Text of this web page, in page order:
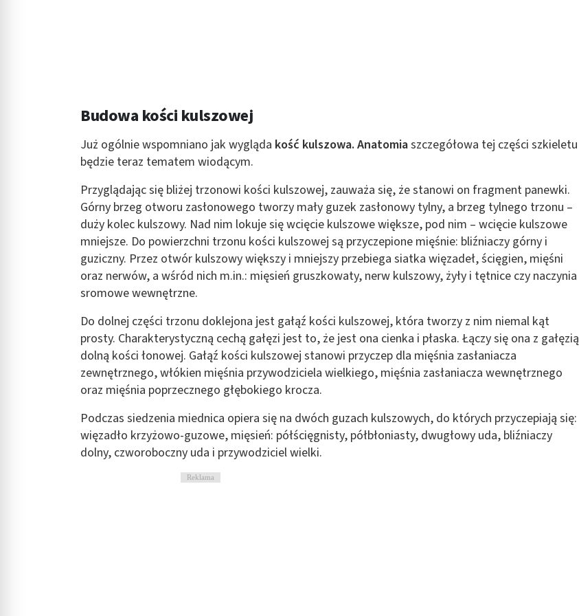
Budowa kości kulszowej
Już ogólnie wspomniano jak wygląda kość kulszowa. Anatomiaszczegółowa tej części szkieletu
będzie teraz tematem wiodącym.
Przyglądając się bliżej trzonowi kości kulszowej, zauważa się, że stanowi on fragment panewki.
Górny brzeg otworu zasłonowego tworzy mały guzek zasłonowy tylny, a brzeg tylnego trzonu –
duży kolec kulszowy. Nad nim lokuje się wcięcie kulszowe większe, pod nim – wcięcie kulszowe
mniejsze. Do powierzchni trzonu kości kulszowej są przyczepione mięśnie: bliźniaczy górny i
guziczny. Przez otwór kulszowy większy i mniejszy przebiega siatka więzadeł, ścięgien, mięśni
oraz nerwów, a wśród nich m.in.: mięsień gruszkowaty, nerw kulszowy, żyły i tętnice czy naczynia
sromowe wewnętrzne.
Do dolnej części trzonu doklejona jest gałąź kości kulszowej, która tworzy z nim niemal kąt
prosty. Charakterystyczną cechą gałęzi jest to, że jest ona cienka i płaska. Łączy się ona z gałęzią
dolną kości łonowej. Gałąź kości kulszowej stanowi przyczep dla mięśnia zasłaniacza
zewnętrznego, włókien mięśnia przywodziciela wielkiego, mięśnia zasłaniacza wewnętrznego
oraz mięśnia poprzecznego głębokiego krocza.
Podczas siedzenia miednica opiera się na dwóch guzach kulszowych, do których przyczepiają się:
więzadło krzyżowo-guzowe, mięsień: półścięgnisty, półbłoniasty, dwugłowy uda, bliźniaczy
dolny, czworoboczny uda i przywodziciel wielki.
Reklama
Użycie dokładnych danych geolokalizacyjnych
Identyfikowanie urządzeń na podstawie aktywnie żądanych informacji
Cele przetwarzania inne niż IAB:
Wydajność (Performance)
Reklama / śledzenie